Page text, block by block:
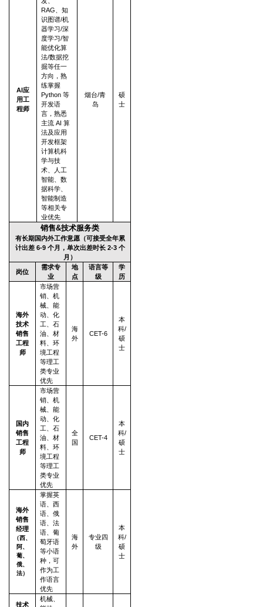
AI应
用工
程师
RAG、知
识图谱/机
器学习/深
度学习/智
能优化算
法/数据挖
掘等任一
方向，熟
练掌握
Python 等
开发语
言，熟悉
主流 AI 算
法及应用
开发框架
计算机科
学与技
术、人工
智能、数
据科学、
智能制造
等相关专
业优先
烟台/青
岛
硕
士
销售&技术服务类
有长期国内外工作意愿（可接受全年累
计出差 6-9 个月，单次出差时长 2-3 个
月）
岗位
需求专
业
地
点
语言等
级
学
历
海外
技术
销售
工程
师
市场营
销、机
械、能
动、化
工、石
油、材
料、环
境工程
等理工
类专业
优先
海
外
CET-6
本
科/
硕
士
国内
销售
工程
师
市场营
销、机
械、能
动、化
工、石
油、材
料、环
境工程
等理工
类专业
优先
全
国
CET-4
本
科/
硕
士
海外
销售
经理
（西、
阿、
葡、
俄、
法）
掌握英
语、西
语、俄
语、法
语、葡
萄牙语
等小语
种，可
作为工
作语言
优先
海
外
专业四
级
本
科/
硕
士
技术
机械、